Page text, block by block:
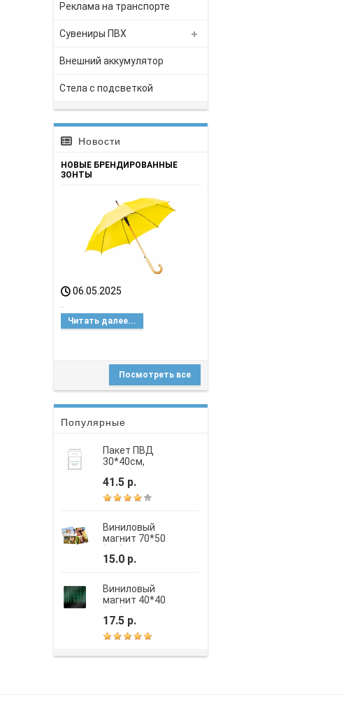
Реклама на транспорте
Сувениры ПВХ
Внешний аккумулятор
Стела с подсветкой
Новости
НОВЫЕ БРЕНДИРОВАННЫЕ
ЗОНТЫ
06.05.2025
..
Читать далее...
Посмотреть все
Популярные
Пакет ПВД
30*40см,
усиленная ручка,
шелкография
41.5 р.
Виниловый
магнит 70*50
15.0 р.
Виниловый
магнит 40*40
17.5 р.